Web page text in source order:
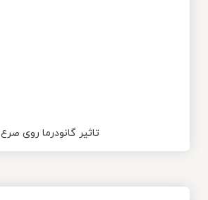
تاثیر گانودرما روی صرع